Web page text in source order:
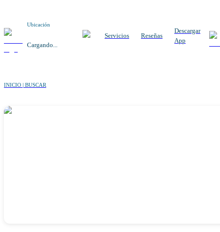
Ubicación
Cargando...
Servicios Reseñas
Descargar
App
INICIO | BUSCAR